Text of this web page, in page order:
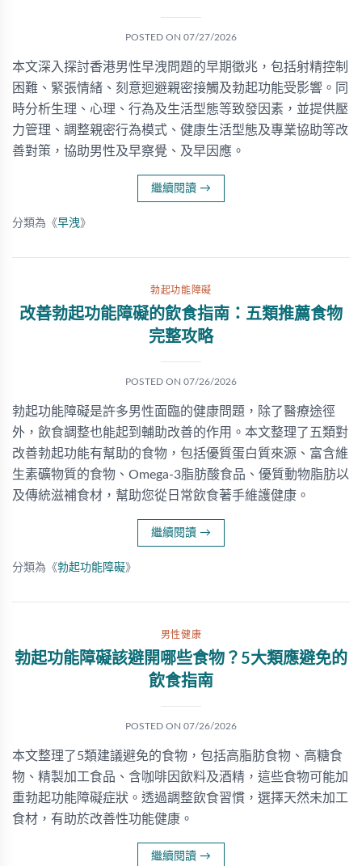
POSTED ON 07/27/2026
本文深入探討香港男性早洩問題的早期徵兆，包括射精控制
困難、緊張情緒、刻意迴避親密接觸及勃起功能受影響。同
時分析生理、心理、行為及生活型態等致發因素，並提供壓
力管理、調整親密行為模式、健康生活型態及專業協助等改
善對策，協助男性及早察覺、及早因應。
繼續閱讀 →
分類為《早洩》
勃起功能障礙
改善勃起功能障礙的飲食指南：五類推薦食物
完整攻略
POSTED ON 07/26/2026
勃起功能障礙是許多男性面臨的健康問題，除了醫療途徑
外，飲食調整也能起到輔助改善的作用。本文整理了五類對
改善勃起功能有幫助的食物，包括優質蛋白質來源、富含維
生素礦物質的食物、Omega-3脂肪酸食品、優質動物脂肪以
及傳統滋補食材，幫助您從日常飲食著手維護健康。
繼續閱讀 →
分類為《勃起功能障礙》
男性健康
勃起功能障礙該避開哪些食物？5大類應避免的
飲食指南
POSTED ON 07/26/2026
本文整理了5類建議避免的食物，包括高脂肪食物、高糖食
物、精製加工食品、含咖啡因飲料及酒精，這些食物可能加
重勃起功能障礙症狀。透過調整飲食習慣，選擇天然未加工
食材，有助於改善性功能健康。
繼續閱讀 →